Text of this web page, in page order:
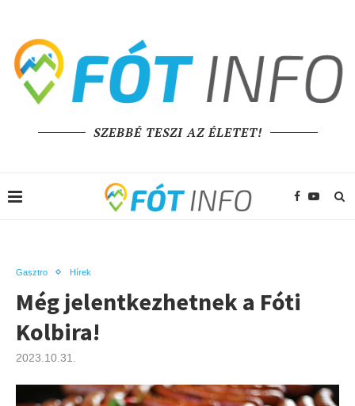
SZEBBÉ TESZI AZ ÉLETET!
Gasztro Hírek
Még jelentkezhetnek a Fóti
Kolbira!
2023.10.31.